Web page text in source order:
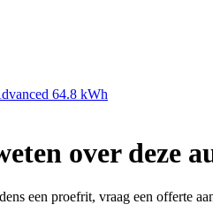
64.8 kWh
over deze
een proefrit, vraag een offerte